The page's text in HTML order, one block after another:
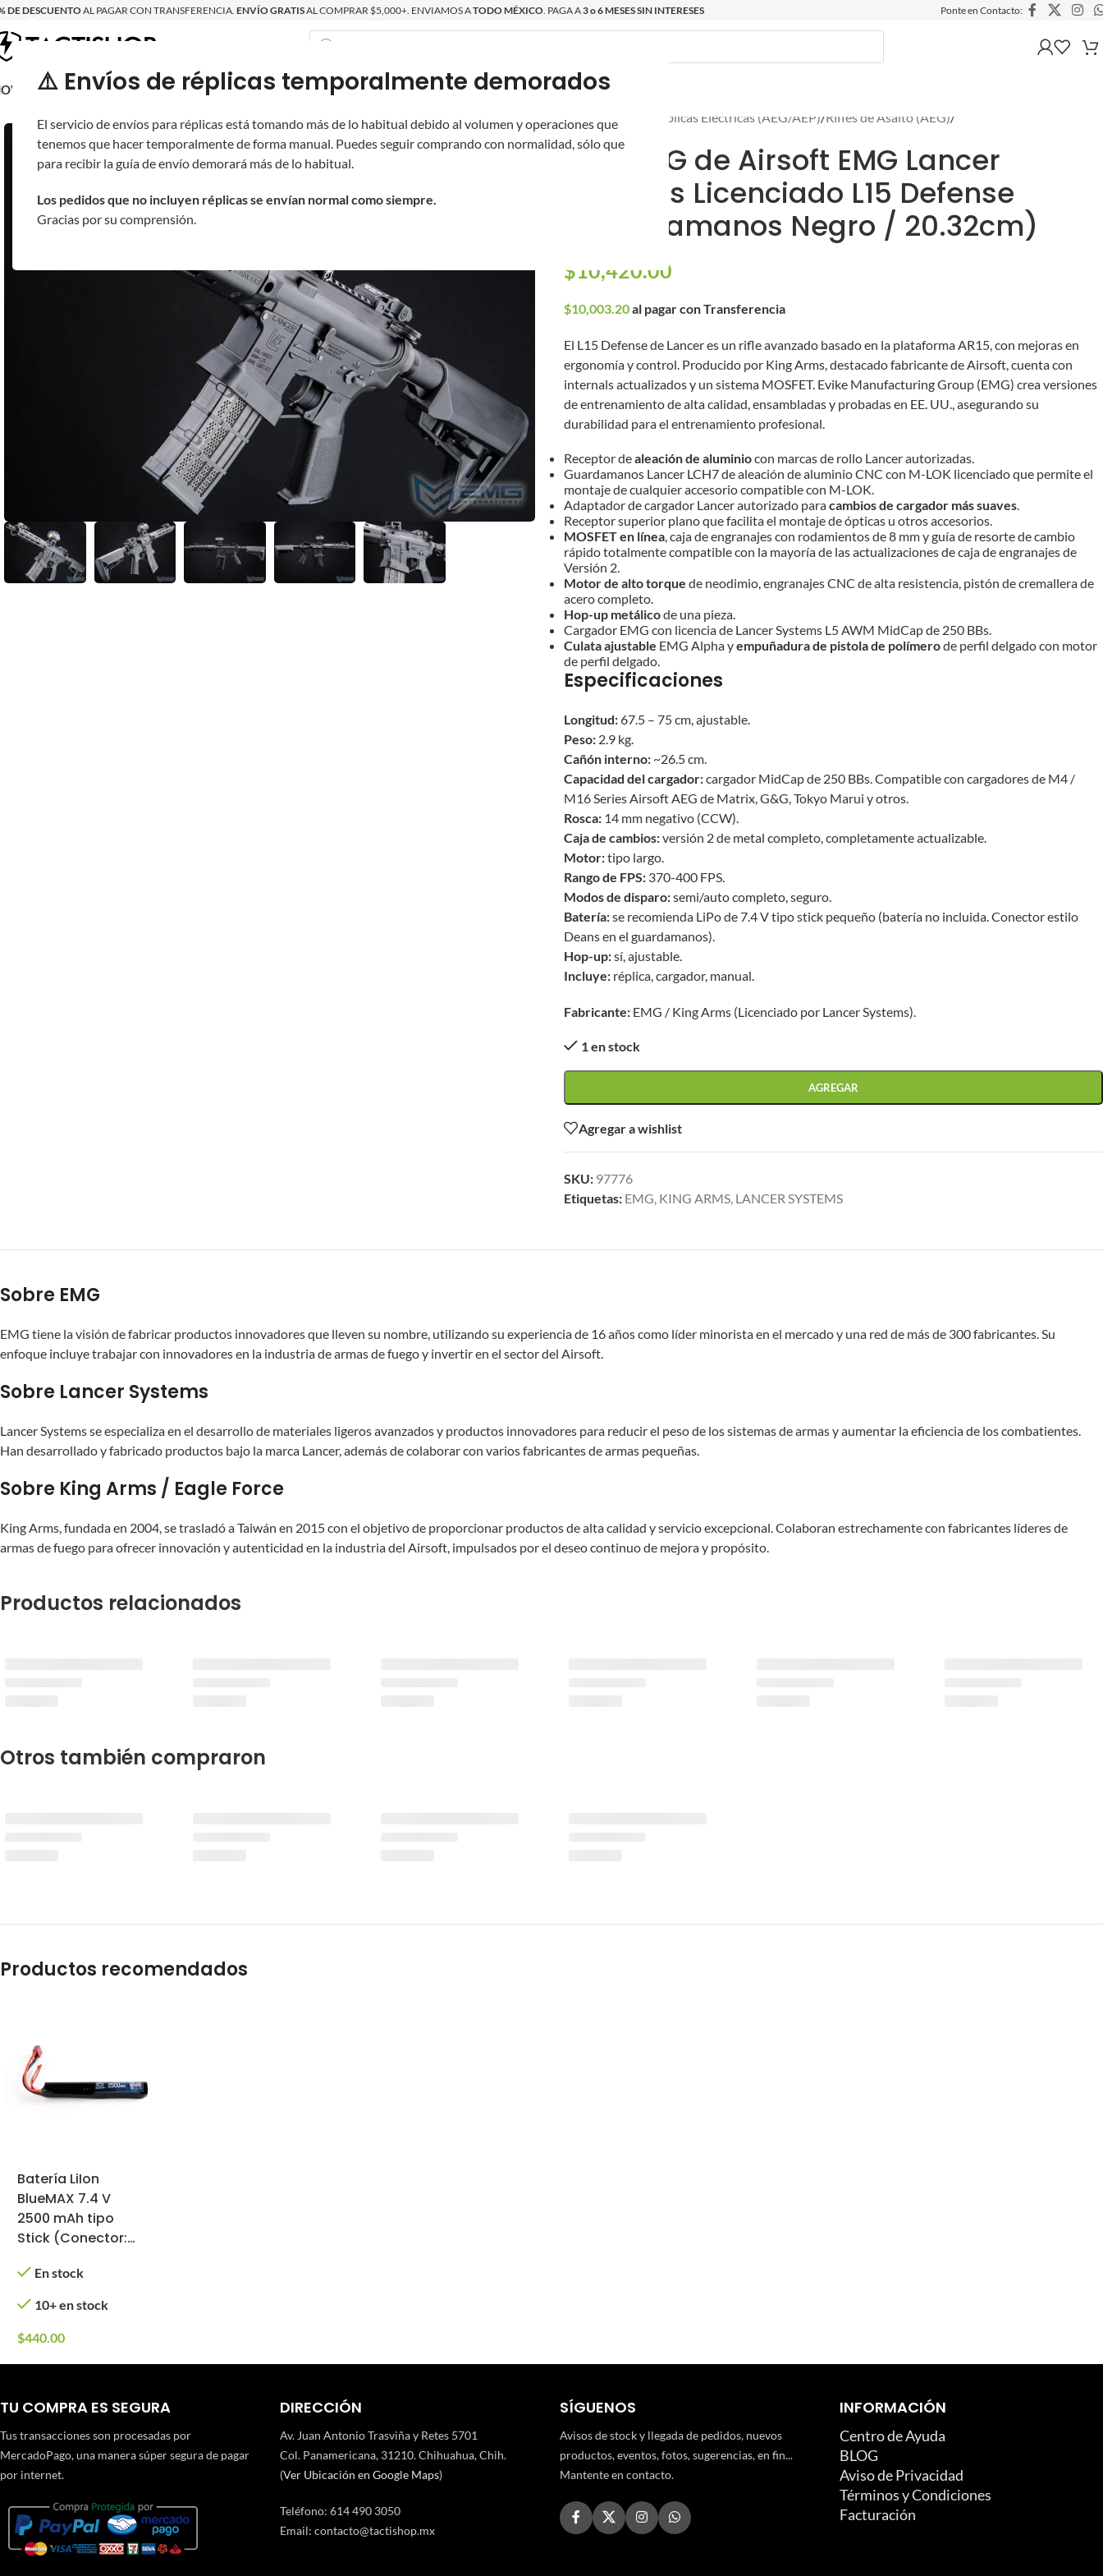
⚠️ Envíos de réplicas temporalmente demorados
El servicio de envíos para réplicas está tomando más de lo habitual debido al volumen y operaciones que
tenemos que hacer temporalmente de forma manual. Puedes seguir comprando con normalidad, sólo que
para recibir la guía de envío demorará más de lo habitual.
Los pedidos que no incluyen réplicas se envían normal como siempre.
Gracias por su comprensión.
DE DESCUENTOAL PAGAR CON TRANSFERENCIA. ENVÍO GRATISAL COMPRAR $5,000+. ENVIAMOS ATODO MÉXICO . PAGA A3 o 6 MESES SIN INTERESES Ponte en Contacto:
RÉPLICASPARTES Y ACCESORIOSEQUIPOPRODUCTOS NUEVOSPROMOCIONES
Inicio Réplicas Eléctricas (AEG/AEP)/Rifles de Asalto (AEG)/
Rifle AEG de Airsoft EMG Lancer
Systems Licenciado L15 Defense
(Guardamanos Negro / 20.32cm)
$10,420.00
$10,003.20al pagar con Transferencia
El L15 Defense de Lancer es un rifle avanzado basado en la plataforma AR15, con mejoras en
ergonomía y control. Producido por King Arms, destacado fabricante de Airsoft, cuenta con
internals actualizados y un sistema MOSFET. Evike Manufacturing Group (EMG) crea versiones
de entrenamiento de alta calidad, ensambladas y probadas en EE. UU., asegurando su
durabilidad para el entrenamiento profesional.
Receptor dealeación de aluminiocon marcas de rollo Lancer autorizadas.
Guardamanos Lancer LCH7 de aleación de aluminio CNC con M-LOK licenciado que permite el
montaje de cualquier accesorio compatible con M-LOK.
Adaptador de cargador Lancer autorizado paracambios de cargador más suaves.
Receptor superior plano que facilita el montaje de ópticas u otros accesorios.
MOSFET en línea, caja de engranajes con rodamientos de 8 mm y guía de resorte de cambio
rápido totalmente compatible con la mayoría de las actualizaciones de caja de engranajes de
Versión 2.
Motor de alto torque de neodimio, engranajes CNC de alta resistencia, pistón de cremallera de
acero completo.
Hop-up metálicode una pieza.
Cargador EMG con licencia de Lancer Systems L5 AWM MidCap de 250 BBs.
Culata ajustable EMG Alpha yempuñadura de pistola de polímerode perfil delgado con motor
de perfil delgado.
Especificaciones
Longitud:67.5 – 75 cm, ajustable.
Peso: 2.9 kg.
Cañón interno: ~26.5 cm.
Capacidad del cargador:cargador MidCap de 250 BBs. Compatible con cargadores de M4 /
M16 Series Airsoft AEG de Matrix, G&G, Tokyo Marui y otros.
Rosca: 14 mm negativo (CCW).
Caja de cambios:versión 2 de metal completo, completamente actualizable.
Motor:tipo largo.
Rango de FPS: 370-400 FPS.
Modos de disparo:semi/auto completo, seguro.
Batería:se recomienda LiPo de 7.4 V tipo stick pequeño (batería no incluida. Conector estilo
Deans en el guardamanos).
Hop-up:sí, ajustable.
Incluye: réplica, cargador, manual.
Fabricante: EMG / King Arms (Licenciado por Lancer Systems).
1 en stock
AGREGAR
Agregar a wishlist
SKU: 97776
Etiquetas: EMG, KING ARMS, LANCER SYSTEMS
Sobre EMG
EMG tiene la visión de fabricar productos innovadores que lleven su nombre, utilizando su experiencia de 16 años como líder minorista en el mercado y una red de más de 300 fabricantes. Su
enfoque incluye trabajar con innovadores en la industria de armas de fuego y invertir en el sector del Airsoft.
Sobre Lancer Systems
Lancer Systems se especializa en el desarrollo de materiales ligeros avanzados y productos innovadores para reducir el peso de los sistemas de armas y aumentar la eficiencia de los combatientes.
Han desarrollado y fabricado productos bajo la marca Lancer, además de colaborar con varios fabricantes de armas pequeñas.
Sobre King Arms / Eagle Force
King Arms, fundada en 2004, se trasladó a Taiwán en 2015 con el objetivo de proporcionar productos de alta calidad y servicio excepcional. Colaboran estrechamente con fabricantes líderes de
armas de fuego para ofrecer innovación y autenticidad en la industria del Airsoft, impulsados por el deseo continuo de mejora y propósito.
Productos relacionados
Otros también compraron
Productos recomendados
Batería LiIon
BlueMAX 7.4 V
2500 mAh tipo
Stick (Conector:
En stock
10+ en stock
$440.00
TU COMPRA ES SEGURA
Tus transacciones son procesadas por
MercadoPago, una manera súper segura de pagar
por internet.
DIRECCIÓN
Av. Juan Antonio Trasviña y Retes 5701
Col. Panamericana, 31210. Chihuahua, Chih.
(Ver Ubicación en Google Maps)
Teléfono: 614 490 3050
Email: contacto@tactishop.mx
SÍGUENOS
Avisos de stock y llegada de pedidos, nuevos
productos, eventos, fotos, sugerencias, en fin...
Mantente en contacto.
INFORMACIÓN
Centro de Ayuda
BLOG
Aviso de Privacidad
Términos y Condiciones
Facturación